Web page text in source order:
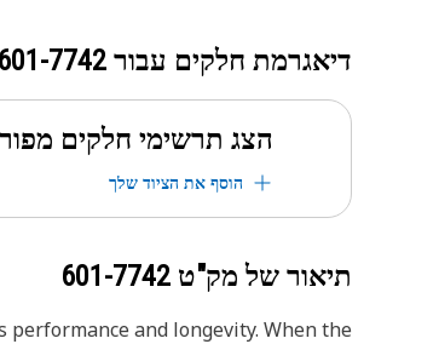
דיאגרמת חלקים עבור 601-7742
הצג תרשימי חלקים
הוסף את הציוד שלך
תיאור של מק"ט 601-7742
and longevity. When the